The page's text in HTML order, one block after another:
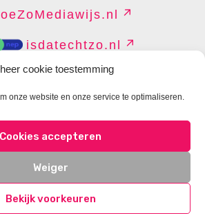
cookie toestemming
onze website en onze service te optimaliseren.
Cookies accepteren
Weiger
Bekijk voorkeuren
isdatechtzo.nl
DISCLAIMER PRIVACY
COOKIES BEHEREN